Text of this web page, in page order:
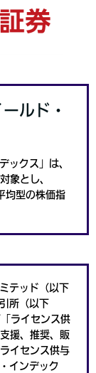
ルド・
ックス」は、
象とし、
均型の株価指
テッド（以下
所（以下
ライセンス供
援、推奨、販
イセンス供与
インデック